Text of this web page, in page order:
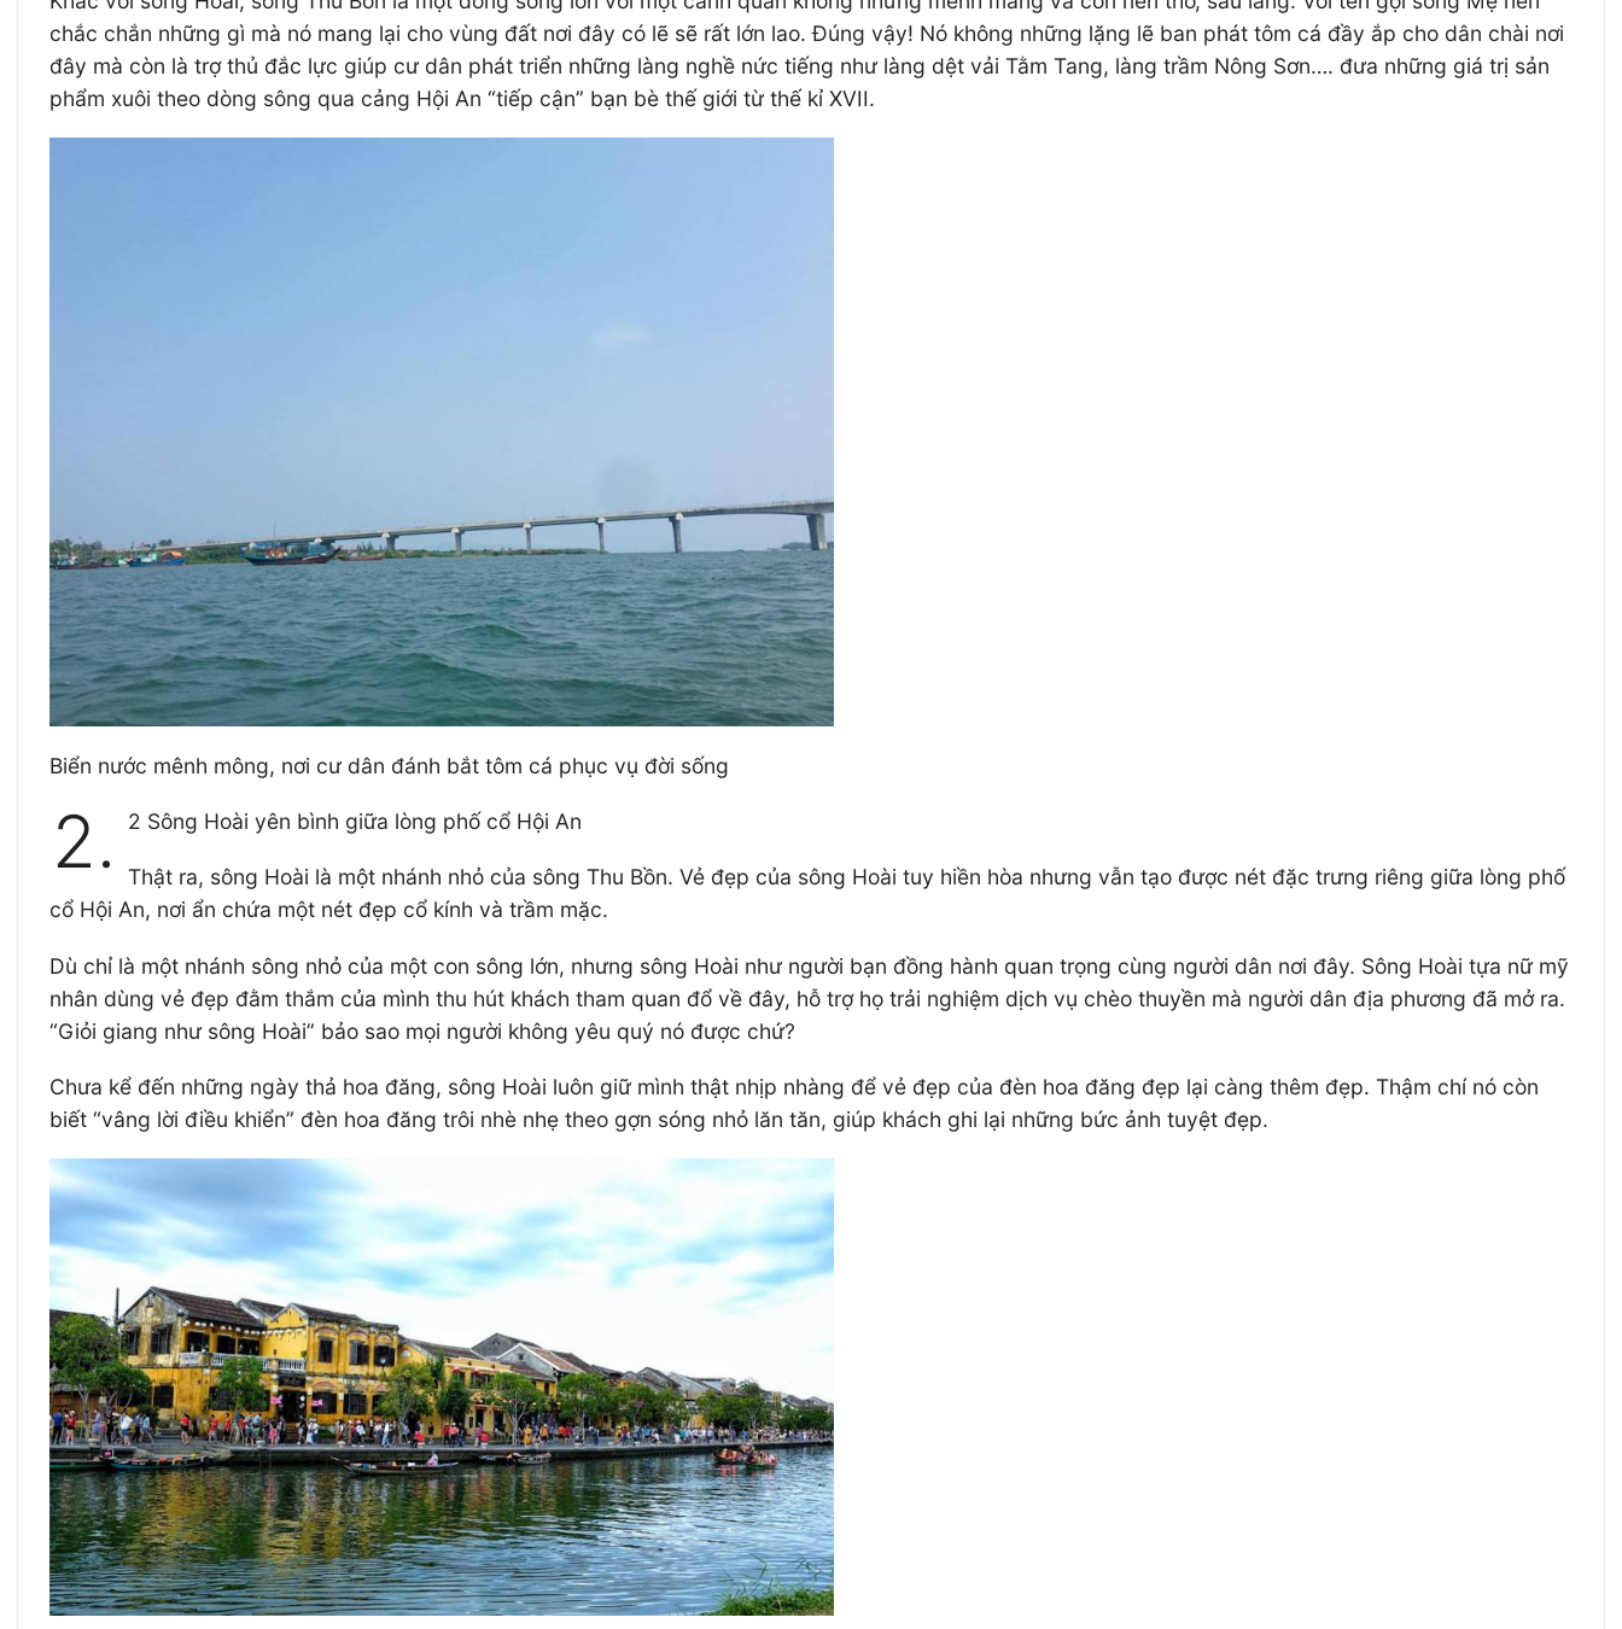
chắc chắn những gì mà nó mang lại cho vùng đất nơi đây có lẽ sẽ rất lớn lao. Đúng vậy! Nó không những lặng lẽ ban phát tôm cá đầy ắp cho dân chài nơi
đây mà còn là trợ thủ đắc lực giúp cư dân phát triển những làng nghề nức tiếng như làng dệt vải Tằm Tang, làng trầm Nông Sơn…. đưa những giá trị sản
phẩm xuôi theo dòng sông qua cảng Hội An “tiếp cận” bạn bè thế giới từ thế kỉ XVII.
Biển nước mênh mông, nơi cư dân đánh bắt tôm cá phục vụ đời sống
2. 2 Sông Hoài yên bình giữa lòng phố cổ Hội An
Thật ra, sông Hoài là một nhánh nhỏ của sông Thu Bồn. Vẻ đẹp của sông Hoài tuy hiền hòa nhưng vẫn tạo được nét đặc trưng riêng giữa lòng phố
cổ Hội An, nơi ẩn chứa một nét đẹp cổ kính và trầm mặc.
Dù chỉ là một nhánh sông nhỏ của một con sông lớn, nhưng sông Hoài như người bạn đồng hành quan trọng cùng người dân nơi đây. Sông Hoài tựa nữ mỹ
nhân dùng vẻ đẹp đằm thắm của mình thu hút khách tham quan đổ về đây, hỗ trợ họ trải nghiệm dịch vụ chèo thuyền mà người dân địa phương đã mở ra.
“Giỏi giang như sông Hoài” bảo sao mọi người không yêu quý nó được chứ?
Chưa kể đến những ngày thả hoa đăng, sông Hoài luôn giữ mình thật nhịp nhàng để vẻ đẹp của đèn hoa đăng đẹp lại càng thêm đẹp. Thậm chí nó còn
biết “vâng lời điều khiển” đèn hoa đăng trôi nhè nhẹ theo gợn sóng nhỏ lăn tăn, giúp khách ghi lại những bức ảnh tuyệt đẹp.